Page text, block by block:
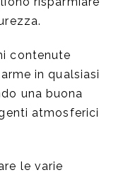
contenute
in qualsiasi
una buona
atmosferici
le varie